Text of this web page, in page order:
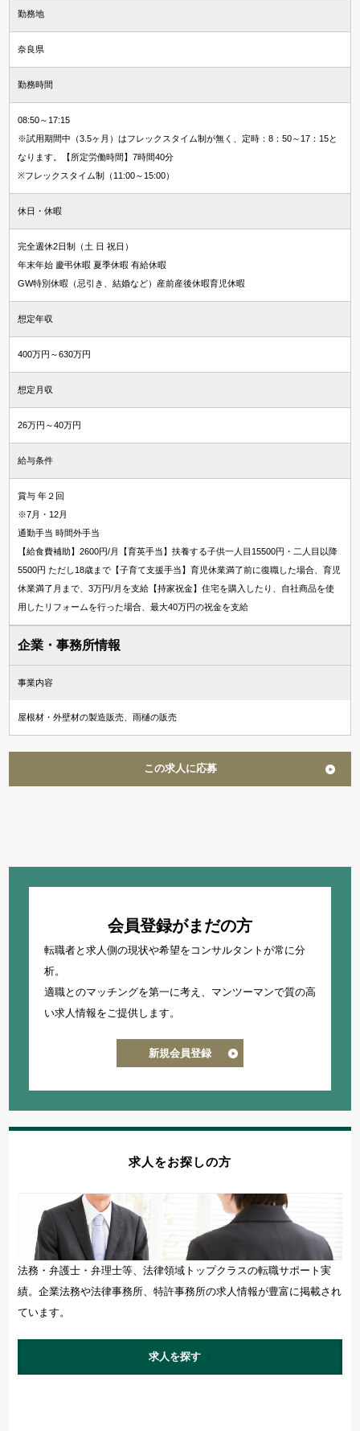
勤務地
奈良県
勤務時間
08:50～17:15
※試用期間中（3.5ヶ月）はフレックスタイム制が無く、定時：8：50～17：15と
なります。【所定労働時間】7時間40分
※フレックスタイム制（11:00～15:00）
休日・休暇
完全週休2日制（土 日 祝日）
年末年始 慶弔休暇 夏季休暇 有給休暇
GW特別休暇（忌引き、結婚など）産前産後休暇育児休暇
想定年収
400万円～630万円
想定月収
26万円～40万円
給与条件
賞与 年２回
※7月・12月
通勤手当 時間外手当
【給食費補助】2600円/月【育英手当】扶養する子供一人目15500円・二人目以降
5500円 ただし18歳まで【子育て支援手当】育児休業満了前に復職した場合、育児
休業満了月まで、3万円/月を支給【持家祝金】住宅を購入したり、自社商品を使
用したリフォームを行った場合、最大40万円の祝金を支給
企業・事務所情報
事業内容
屋根材・外壁材の製造販売、雨樋の販売
この求人に応募
会員登録がまだの方
転職者と求人側の現状や希望をコンサルタントが常に分
析。
適職とのマッチングを第一に考え、 マンツーマンで質の高
い求人情報をご提供します。
新規会員登録
求人をお探しの方
法務・弁護士・弁理士等、法律領域トップクラスの転職サポート実
績。企業法務や法律事務所、特許事務所の求人情報が豊富に掲載され
ています。
求人を探す